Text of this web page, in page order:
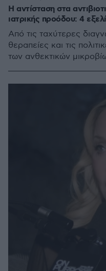
Η αντίσταση στα
ιατρικής προόδου: 4
Από τις ταχύτερες
θεραπείες και τις
των ανθεκτικών